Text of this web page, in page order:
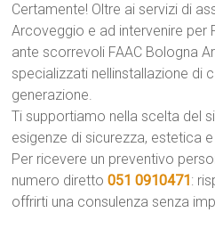
Certamente! Oltre ai servizi di
Arcoveggio e ad intervenire per
ante scorrevoli FAAC Bologna
specializzati nellinstallazione di
generazione.
Ti supportiamo nella scelta del
esigenze di sicurezza, estetica
Per ricevere un preventivo
numero diretto051 0910471:
offrirti una consulenza senza